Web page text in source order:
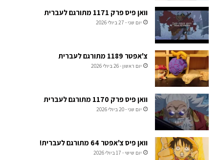
וואן פיס פרק 1171 מתורגם לעברית
יום שני - 27 ביולי 2026
צ'אפטר 1189 מתורגם לעברית
יום ראשון - 26 ביולי 2026
וואן פיס פרק 1170 מתורגם לעברית
יום שני - 20 ביולי 2026
וואן פיס צ'אפטר 64 מתורגם לעברית!
יום שישי - 17 ביולי 2026